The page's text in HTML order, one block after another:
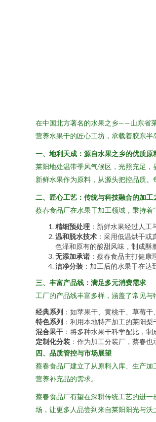
在中国北方著名的水果之乡——山东省
营养水果干的匠心工坊，承载着胶东半
一、地利天成：源自水果之乡的优质原
莱阳地处温带季风气候区，光照充足
新鲜水果作为原料，从源头把控品质
二、匠心工艺：传统与科技融合的加工
蔡春食品厂在水果干加工领域，秉持着
精细预处理 ：新鲜水果经过人
温和脱水技术 ：采用低温烘干
色泽和原有的酸甜风味，制成酥
无添加承诺 ：蔡春食品主打健
洁净分装 ：加工后的水果干在
三、丰富产品线：满足多元消费需求
工厂的产品线丰富多样，涵盖了常见与
经典系列 ：如苹果干、黄桃干、草莓
特色系列 ：利用本地特产加工的莱阳
混合果干 ：将多种水果干科学配比，
定制化分装 ：作为加工分装厂，蔡春
四、品质管控与市场展望
蔡春食品厂建立了从原料入库、生产
营养补充品的需求。
蔡春食品厂有望在深耕传统工艺的进
场，让更多人品尝到来自莱阳阳光与沃